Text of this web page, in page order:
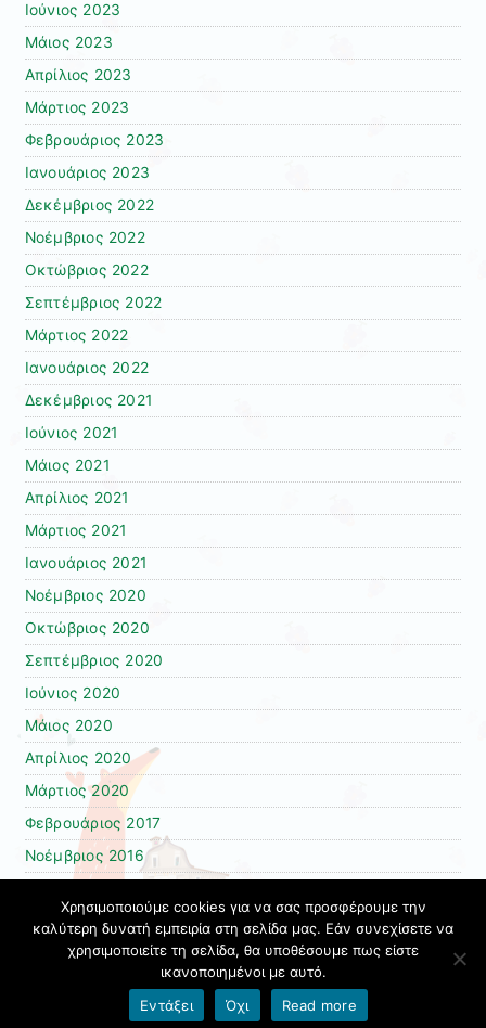
Ιούνιος 2023
Μάιος 2023
Απρίλιος 2023
Μάρτιος 2023
Φεβρουάριος 2023
Ιανουάριος 2023
Δεκέμβριος 2022
Νοέμβριος 2022
Οκτώβριος 2022
Σεπτέμβριος 2022
Μάρτιος 2022
Ιανουάριος 2022
Δεκέμβριος 2021
Ιούνιος 2021
Μάιος 2021
Απρίλιος 2021
Μάρτιος 2021
Ιανουάριος 2021
Νοέμβριος 2020
Οκτώβριος 2020
Σεπτέμβριος 2020
Ιούνιος 2020
Μάιος 2020
Απρίλιος 2020
Μάρτιος 2020
Φεβρουάριος 2017
Νοέμβριος 2016
Μάρτιος 2015
Νοέμβριος 2014
Όροι χρήσης blogs.sch.gr| Δήλωση προσβασιμότητας
Χρησιμοποιούμε cookies για να σας προσφέρουμε την
καλύτερη δυνατή εμπειρία στη σελίδα μας. Εάν συνεχίσετε να
χρησιμοποιείτε τη σελίδα, θα υποθέσουμε πως είστε
ικανοποιημένοι με αυτό.
Εντάξει
Όχι Read more